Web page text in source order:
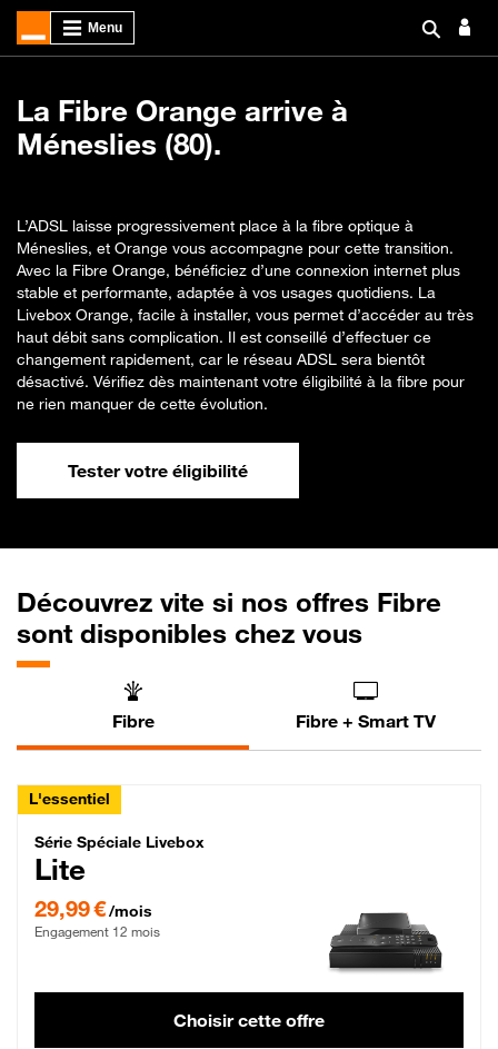
La Fibre Orange arrive à
Méneslies (80).
L’ADSL laisse progressivement place à la fibre optique à
Méneslies, et Orange vous accompagne pour cette transition.
Avec la Fibre Orange, bénéficiez d’une connexion internet plus
stable et performante, adaptée à vos usages quotidiens. La
Livebox Orange, facile à installer, vous permet d’accéder au très
haut débit sans complication. Il est conseillé d’effectuer ce
changement rapidement, car le réseau ADSL sera bientôt
désactivé. Vérifiez dès maintenant votre éligibilité à la fibre pour
ne rien manquer de cette évolution.
Tester votre éligibilité
Découvrez vite si nos offres Fibre
sont disponibles chez vous
Fibre Fibre + Smart TV
L'essentiel
Série Spéciale Livebox Lite Fibre
Série Spéciale Livebox
Lite
29,99 €/mois
Engagement 12 mois
Choisir cette offre